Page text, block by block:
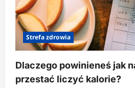
Strefa zdrowia
Dlaczego powinieneś jak
przestać liczyć kalorie?